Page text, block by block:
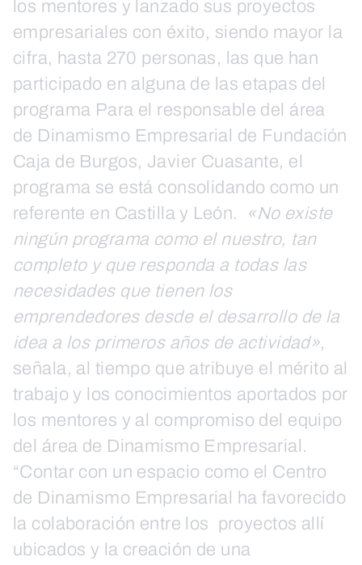
los mentores y lanzado sus proyectos
empresariales con éxito, siendo mayor la
cifra, hasta 270 personas, las que han
participado en alguna de las etapas del
programa Para el responsable del área
de Dinamismo Empresarial de Fundación
Caja de Burgos, Javier Cuasante, el
programa se está consolidando como un
referente en Castilla y León.
«No existe
ningún programa como el nuestro, tan
completo y que responda a todas las
necesidades que tienen los
emprendedores desde el desarrollo de la
idea a los primeros años de actividad»,
señala, al tiempo que atribuye el mérito al
trabajo y los conocimientos aportados por
los mentores y al compromiso del equipo
del área de Dinamismo Empresarial.
“Contar con un espacio como el Centro
de Dinamismo Empresarial ha favorecido
la colaboración entre los proyectos allí
ubicados y la creación de una